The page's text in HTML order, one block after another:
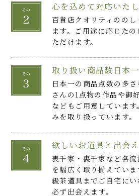
心を込めて対応いた
百貨店クオリティのの
ます。ご用途に応じた
ただけます。
取り扱い商品数日本一
日本一の商品点数の多
さんの1点物の作品や御
などもご用意していま
みを取り扱っています。
欲しいお道具と出会
表千家・裏千家など各
を幅広く取り揃えてい
級茶道具までご自宅に
必ず出会えます。